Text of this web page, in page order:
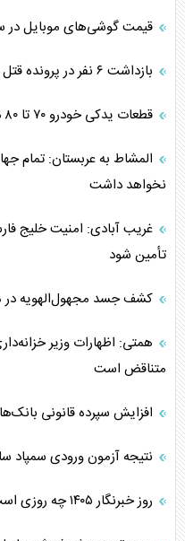
قیمت گوشی‌های موبایل در سال ۱۴۰۵ چقدر
بازداشت ۶ نفر در پرونده قتل جوانی در ستارخان
قطعات یدکی خودرو ۷۰ تا ۸۰ درصد گران شد
المشاط به عربستان: تمام
نخواهد داشت
غریب آبادی: امنیت خلیج
تأمین شود
کشف جسد مجهول‌الهویه
همتی: اظهارات وزیر
متناقض است
افزایش سپرده قانونی
نتیجه آزمون ورودی سمپاد سال ۱۴۰۵
روز خبرنگار ۱۴۰۵ چه روزی است؟ + پیام تبریک روز خبرنگار ۱۴۰۵